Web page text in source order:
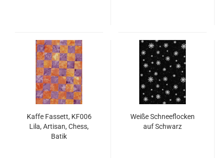
Kaffe Fassett, KF006
Lila, Artisan, Chess,
Batik
Weiße Schneeflocken
auf Schwarz